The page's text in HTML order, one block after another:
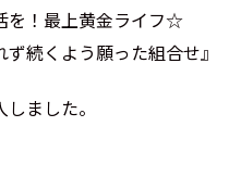
を！最上黄金ライフ☆
続くよう願った組合せ』
ました。